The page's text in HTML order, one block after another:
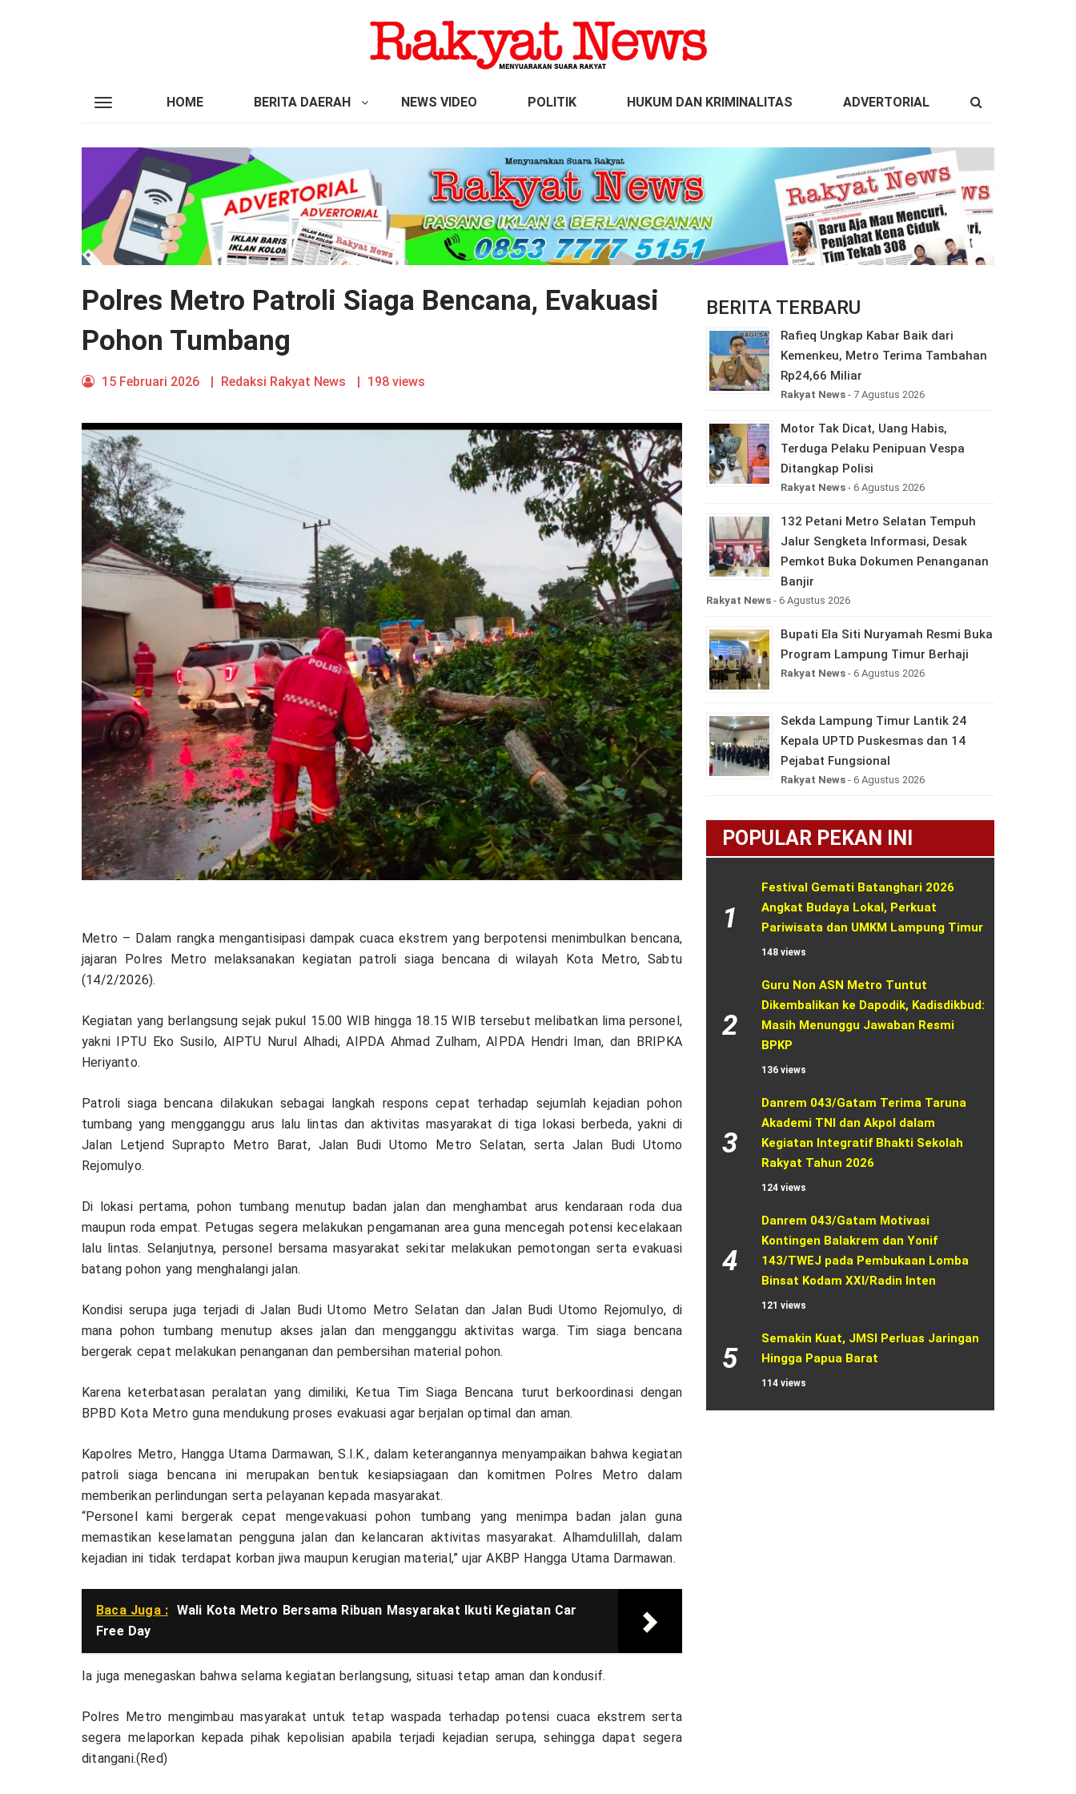
HOME BERITA DAERAH NEWS VIDEO POLITIK HUKUM DAN KRIMINALITAS ADVERTORIAL
Polres Metro Patroli Siaga Bencana, Evakuasi
Pohon Tumbang
15 Februari 2026 Redaksi Rakyat News 198 views
Metro – Dalam rangka mengantisipasi dampak cuaca ekstrem yang berpotensi menimbulkan bencana,
jajaran Polres Metro melaksanakan kegiatan patroli siaga bencana di wilayah Kota Metro, Sabtu
(14/2/2026).
Kegiatan yang berlangsung sejak pukul 15.00 WIB hingga 18.15 WIB tersebut melibatkan lima personel,
yakni IPTU Eko Susilo, AIPTU Nurul Alhadi, AIPDA Ahmad Zulham, AIPDA Hendri Iman, dan BRIPKA
Heriyanto.
Patroli siaga bencana dilakukan sebagai langkah respons cepat terhadap sejumlah kejadian pohon
tumbang yang mengganggu arus lalu lintas dan aktivitas masyarakat di tiga lokasi berbeda, yakni di
Jalan Letjend Suprapto Metro Barat, Jalan Budi Utomo Metro Selatan, serta Jalan Budi Utomo
Rejomulyo.
Di lokasi pertama, pohon tumbang menutup badan jalan dan menghambat arus kendaraan roda dua
maupun roda empat. Petugas segera melakukan pengamanan area guna mencegah potensi kecelakaan
lalu lintas. Selanjutnya, personel bersama masyarakat sekitar melakukan pemotongan serta evakuasi
batang pohon yang menghalangi jalan.
Kondisi serupa juga terjadi di Jalan Budi Utomo Metro Selatan dan Jalan Budi Utomo Rejomulyo, di
mana pohon tumbang menutup akses jalan dan mengganggu aktivitas warga. Tim siaga bencana
bergerak cepat melakukan penanganan dan pembersihan material pohon.
Karena keterbatasan peralatan yang dimiliki, Ketua Tim Siaga Bencana turut berkoordinasi dengan
BPBD Kota Metro guna mendukung proses evakuasi agar berjalan optimal dan aman.
Kapolres Metro, Hangga Utama Darmawan, S.I.K., dalam keterangannya menyampaikan bahwa kegiatan
patroli siaga bencana ini merupakan bentuk kesiapsiagaan dan komitmen Polres Metro dalam
memberikan perlindungan serta pelayanan kepada masyarakat.
“Personel kami bergerak cepat mengevakuasi pohon tumbang yang menimpa badan jalan guna
memastikan keselamatan pengguna jalan dan kelancaran aktivitas masyarakat. Alhamdulillah, dalam
kejadian ini tidak terdapat korban jiwa maupun kerugian material,” ujar AKBP Hangga Utama Darmawan.
Baca Juga : Wali Kota Metro Bersama Ribuan Masyarakat Ikuti Kegiatan Car
Free Day
Ia juga menegaskan bahwa selama kegiatan berlangsung, situasi tetap aman dan kondusif.
Polres Metro mengimbau masyarakat untuk tetap waspada terhadap potensi cuaca ekstrem serta
segera melaporkan kepada pihak kepolisian apabila terjadi kejadian serupa, sehingga dapat segera
ditangani.(Red)
BERITA TERBARU
Rafieq Ungkap Kabar Baik dari
Kemenkeu, Metro Terima Tambahan
Rp24,66 Miliar
Rakyat News - 7 Agustus 2026
Motor Tak Dicat, Uang Habis,
Terduga Pelaku Penipuan Vespa
Ditangkap Polisi
Rakyat News - 6 Agustus 2026
132 Petani Metro Selatan Tempuh
Jalur Sengketa Informasi, Desak
Pemkot Buka Dokumen Penanganan
Banjir
Rakyat News - 6 Agustus 2026
Bupati Ela Siti Nuryamah Resmi Buka
Program Lampung Timur Berhaji
Rakyat News - 6 Agustus 2026
Sekda Lampung Timur Lantik 24
Kepala UPTD Puskesmas dan 14
Pejabat Fungsional
Rakyat News - 6 Agustus 2026
POPULAR PEKAN INI
1
Festival Gemati Batanghari 2026
Angkat Budaya Lokal, Perkuat
Pariwisata dan UMKM Lampung Timur
148 views
2
Guru Non ASN Metro Tuntut
Dikembalikan ke Dapodik, Kadisdikbud:
Masih Menunggu Jawaban Resmi
BPKP
136 views
3
Danrem 043/Gatam Terima Taruna
Akademi TNI dan Akpol dalam
Kegiatan Integratif Bhakti Sekolah
Rakyat Tahun 2026
124 views
4
Danrem 043/Gatam Motivasi
Kontingen Balakrem dan Yonif
143/TWEJ pada Pembukaan Lomba
Binsat Kodam XXI/Radin Inten
121 views
5
Semakin Kuat, JMSI Perluas Jaringan
Hingga Papua Barat
114 views